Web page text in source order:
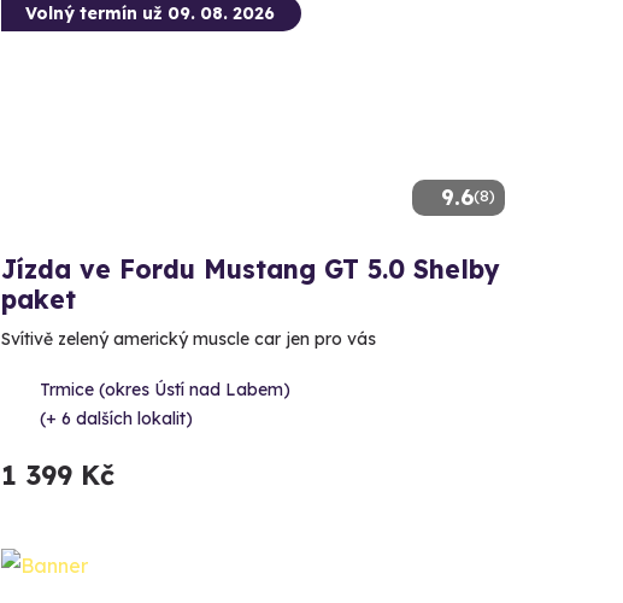
9.6(8)
Volný termín už 09. 08. 2026
Jízda ve Fordu Mustang GT 5.0 Shelby
paket
Svítivě zelený americký muscle car jen pro vás
Trmice (okres Ústí nad Labem)
(+ 6 dalších lokalit)
1 399 Kč